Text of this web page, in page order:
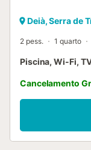
Deià, Serra de
2 pess. 1 quarto
Piscina, Wi-Fi,
Cancelamento